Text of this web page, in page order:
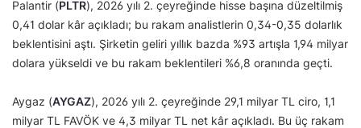
Palantir (PLTR), 2026 yılı 2. çeyreğinde hisse başına düzeltilmiş
0,41 dolar kâr açıkladı; bu rakam analistlerin 0,34-0,35 dolarlık
beklentisini aştı. Şirketin geliri yıllık bazda %93 artışla 1,94 milyar
dolara yükseldi ve bu rakam beklentileri %6,8 oranında geçti.
Aygaz (AYGAZ), 2026 yılı 2. çeyreğinde 29,1 milyar TL ciro, 1,1
milyar TL FAVÖK ve 4,3 milyar TL net kâr açıkladı. Bu üç rakam